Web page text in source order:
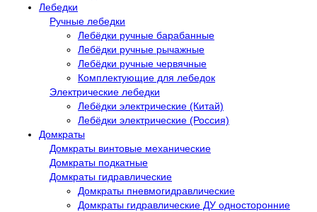
Лебедки
Ручные лебедки
Лебёдки ручные барабанные
Лебёдки ручные рычажные
Лебёдки ручные червячные
Комплектующие для лебедок
Электрические лебедки
Лебёдки электрические (Китай)
Лебёдки электрические (Россия)
Домкраты
Домкраты винтовые механические
Домкраты подкатные
Домкраты гидравлические
Домкраты пневмогидравлические
Домкраты гидравлические ДУ односторонние